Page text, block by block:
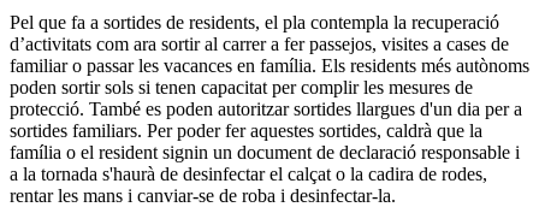
Pel que fa a sortides de residents, el pla contempla la recuperació
d’activitats com ara sortir al carrer a fer passejos, visites a cases de
familiar o passar les vacances en família. Els residents més autònoms
poden sortir sols si tenen capacitat per complir les mesures de
protecció. També es poden autoritzar sortides llargues d'un dia per a
sortides familiars. Per poder fer aquestes sortides, caldrà que la
família o el resident signin un document de declaració responsable i
a la tornada s'haurà de desinfectar el calçat o la cadira de rodes,
rentar les mans i canviar-se de roba i desinfectar-la.